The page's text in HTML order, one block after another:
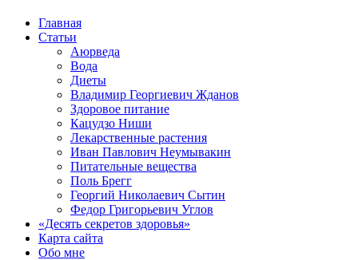
Главная
Статьи
Аюрведа
Вода
Диеты
Владимир Георгиевич Жданов
Здоровое питание
Кацудзо Ниши
Лекарственные растения
Иван Павлович Неумывакин
Питательные вещества
Поль Брегг
Георгий Николаевич Сытин
Федор Григорьевич Углов
«Десять секретов здоровья»
Карта сайта
Обо мне